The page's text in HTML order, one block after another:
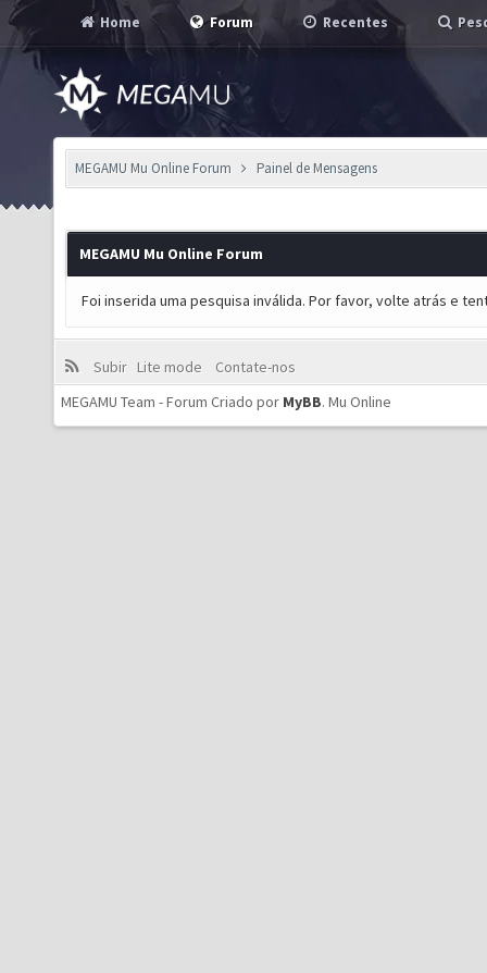
Home Forum Recentes
MEGAMU Mu Online Forum Painel de Mensagens
MEGAMU Mu Online Forum
Foi inserida uma pesquisa inválida. Por favor, volte atrás e
Subir Lite mode
Contate-nos
MEGAMU Team - Forum Criado por MyBB. Mu Online